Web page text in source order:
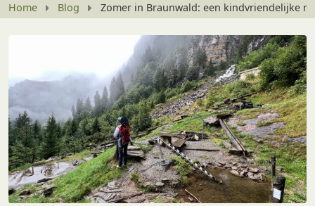
Home Blog Zomer in Braunwald: een kindvriendelijke